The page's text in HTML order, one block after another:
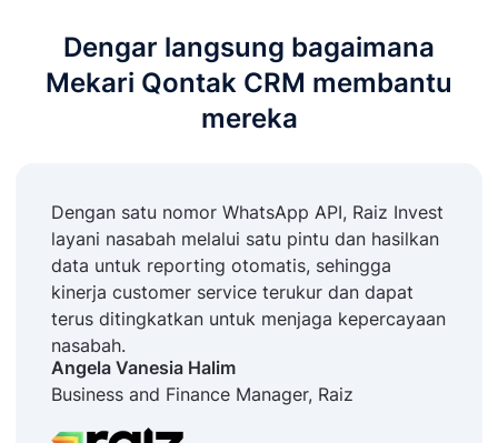
Dengar langsung bagaimana
Mekari Qontak CRM membantu
mereka
Dengan satu nomor WhatsApp API, Raiz Invest
layani nasabah melalui satu pintu dan hasilkan
data untuk reporting otomatis, sehingga
kinerja customer service terukur dan dapat
terus ditingkatkan untuk menjaga kepercayaan
nasabah.
Angela Vanesia Halim
Business and Finance Manager, Raiz